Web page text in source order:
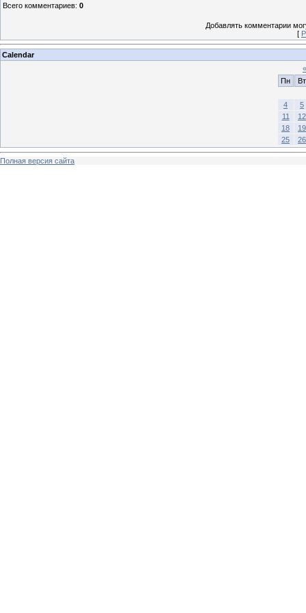
Всего комментариев: 0
Добавлять комментарии
[
Calendar
«
Пн
Вт
4
5
11
12
18
19
25
26
Полная версия сайта